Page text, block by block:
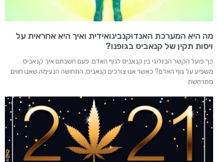
מה היא המערכת האנדוקנבינואידית ואיך היא אחראית על
ויסות תקין של קנאביס בגופנו?
כך פועל הקשר הביולוגי בין קנאביס לגוף האדם. פעם חשבתם איך קנאביס
משפיע על גוף האדם? כאשר אנו צורכים קנאביס, התחושה הנעימה שאנו חווים
מתרחשת